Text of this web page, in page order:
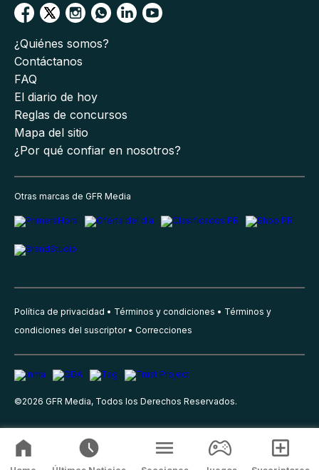
¿Quiénes somos?
Contáctanos
FAQ
El diario de hoy
Reglas de concursos
Mapa del sitio
¿Por qué confiar en nosotros?
Otras marcas de GFR Media
Política de privacidad Términos y condiciones
Términos y
condiciones del suscriptor
Correcciones
©2026 GFR Media, Todos los Derechos Reservados.